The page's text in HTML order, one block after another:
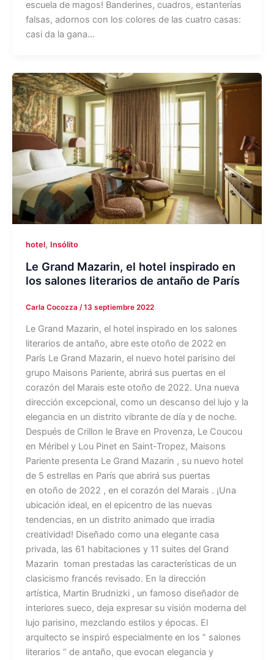
escuela de magos! Banderines, cuadros, estanterías
falsas, adornos con los colores de las cuatro casas:
casi da la gana…
hotel, Insólito
Le Grand Mazarin, el hotel inspirado en
los salones literarios de antaño de París
Carla Cocozza /13 septiembre 2022
Le Grand Mazarin, el hotel inspirado en los salones
literarios de antaño, abre este otoño de 2022 en
París Le Grand Mazarin, el nuevo hotel parisino del
grupo Maisons Pariente, abrirá sus puertas en el
corazón del Marais este otoño de 2022. Una nueva
dirección excepcional, como un descanso del lujo y la
elegancia en un distrito vibrante de día y de noche.
Después de Crillon le Brave en Provenza, Le Coucou
en Méribel y Lou Pinet en Saint-Tropez, Maisons
Pariente presenta Le Grand Mazarin , su nuevo hotel
de 5 estrellas en París que abrirá sus puertas
en otoño de 2022 , en el corazón del Marais . ¡Una
ubicación ideal, en el epicentro de las nuevas
tendencias, en un distrito animado que irradia
creatividad! Diseñado como una elegante casa
privada, las 61 habitaciones y 11 suites del Grand
Mazarin toman prestadas las características de un
clasicismo francés revisado. En la dirección
artística, Martin Brudnizki , un famoso diseñador de
interiores sueco, deja expresar su visión moderna del
lujo parisino, mezclando estilos y épocas. El
arquitecto se inspiró especialmente en los ” salones
literarios ” de antaño, que evocan elegancia y